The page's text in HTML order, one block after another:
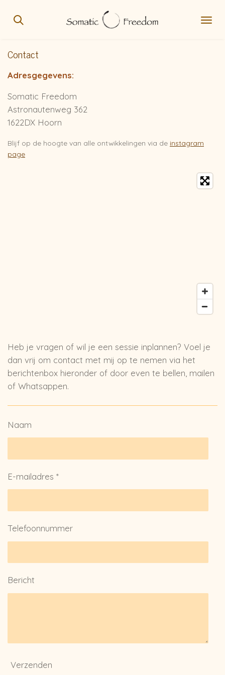
direct
de
Contact
Adresgegevens:
Somatic Freedom
Astronautenweg 362
1622DX Hoorn
Blijf op de hoogte van alle ontwikkelingen via de instagram
page
Heb je vragen of wil je een sessie inplannen? Voel je
dan vrij om contact met mij op te nemen via het
berichtenbox hieronder of door even te bellen, mailen
of Whatsappen.
Naam
E-mailadres *
Telefoonnummer
Bericht
Verzenden